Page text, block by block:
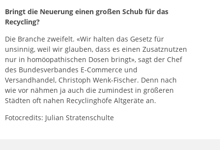
Bringt die Neuerung einen großen Schub für das
Recycling?
Die Branche zweifelt. «Wir halten das Gesetz für
unsinnig, weil wir glauben, dass es einen Zusatznutzen
nur in homöopathischen Dosen bringt», sagt der Chef
des Bundesverbandes E-Commerce und
Versandhandel, Christoph Wenk-Fischer. Denn nach
wie vor nähmen ja auch die zumindest in größeren
Städten oft nahen Recyclinghöfe Altgeräte an.
Fotocredits: Julian Stratenschulte